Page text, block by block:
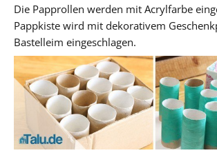
Die Papprollen werden mit Acrylfarbe
Pappkiste wird mit dekorativem
Bastelleim eingeschlagen.